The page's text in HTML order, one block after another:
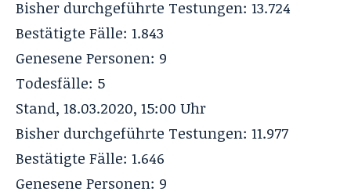
Bisher durchgeführte Testungen: 13.724
Bestätigte Fälle: 1.843
Genesene Personen: 9
Todesfälle: 5
Stand, 18.03.2020, 15:00 Uhr
Bisher durchgeführte Testungen: 11.977
Bestätigte Fälle: 1.646
Genesene Personen: 9